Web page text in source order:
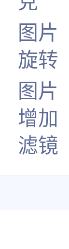
图片
旋转
图片
增加
滤镜